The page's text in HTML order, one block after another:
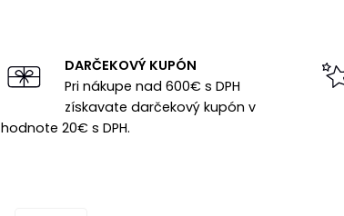
DARČEKOVÝ KUPÓN
Pri nákupe nad 600€ s DPH
získavate darčekový kupón v
hodnote 20€ s DPH.